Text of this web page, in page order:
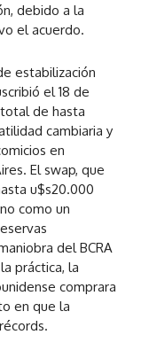
debido a la
el acuerdo.
estabilización
el 18 de
de hasta
cambiaria y
en
El swap, que
u$s20.000
como un
del BCRA
práctica, la
comprara
en que la